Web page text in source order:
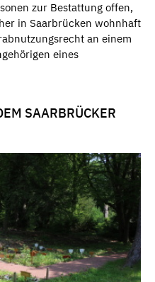
zur Bestattung offen,
in Saarbrücken wohnhaft
an einem
eines
SAARBRÜCKER